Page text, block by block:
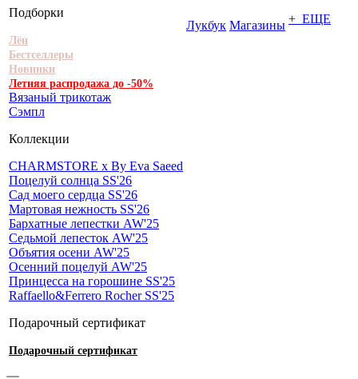
Подборки
Лён
Бестселлеры
Новинки
Летняя распродажа до -50%
Вязаный трикотаж
Сэмпл
Коллекции
CHARMSTORE х By Eva Saeed
Поцелуй солнца SS'26
Сад моего сердца SS'26
Мартовая нежность SS'26
Бархатные лепестки AW'25
Седьмой лепесток AW'25
Объятия осени AW'25
Осенний поцелуй AW'25
Принцесса на горошине SS'25
Raffaello&Ferrero Rocher SS'25
Подарочный сертификат
Подарочный сертификат
Лукбук Магазины + ЕЩЕ